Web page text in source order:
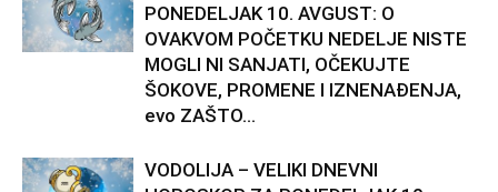
PONEDELJAK 10. AVGUST: O
OVAKVOM POČETKU NEDELJE NISTE
MOGLI NI SANJATI, OČEKUJTE
ŠOKOVE, PROMENE I IZNENAĐENJA,
evo ZAŠTO...
VODOLIJA – VELIKI DNEVNI